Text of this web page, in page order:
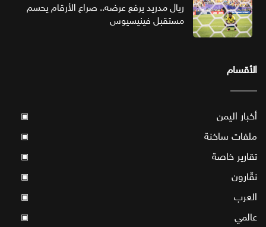
ريال مدريد يرفع عرضه.. صراع الأرقام يحسم
مستقبل فينيسيوس
الأقسام
أخبار اليمن ▣
ملفات ساخنة ▣
تقارير خاصة ▣
نقّارون ▣
العرب ▣
عالمي ▣